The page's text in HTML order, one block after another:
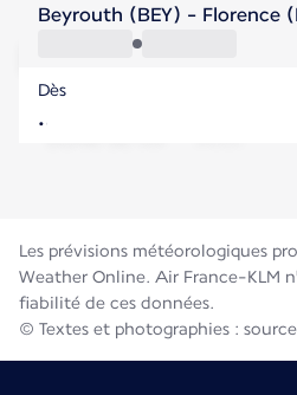
Italie
Florence
Italie
Beyrouth (BEY) - Florence
Dès
Les prévisions météorologiques
Weather Online. Air France-KLM
fiabilité de ces données.
© Textes et photographies :